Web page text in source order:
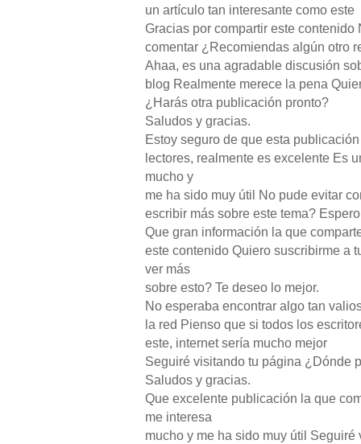
un artículo tan interesante como este
Gracias por compartir este contenido
comentar ¿Recomiendas algún otro
Ahaa, es una agradable discusión
blog Realmente merece la pena
¿Harás otra publicación pronto?
Saludos y gracias.
Estoy seguro de que esta
lectores, realmente es excelente Es
mucho y
me ha sido muy útil No pude evitar
escribir más sobre este tema?
Que gran información la que
este contenido Quiero suscribirme a
ver más
sobre esto? Te deseo lo mejor.
No esperaba encontrar algo tan
la red Pienso que si todos los
este, internet sería mucho mejor
Seguiré visitando tu página ¿Dónde
Saludos y gracias.
Que excelente publicación la que
me interesa
mucho y me ha sido muy útil Seguiré